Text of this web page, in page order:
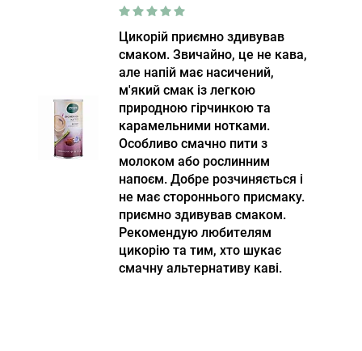
Цикорій приємно здивував
смаком. Звичайно, це не кава,
але напій має насичений,
м'який смак із легкою
природною гірчинкою та
карамельними нотками.
Особливо смачно пити з
молоком або рослинним
напоєм. Добре розчиняється і
не має стороннього присмаку.
приємно здивував смаком.
Рекомендую любителям
цикорію та тим, хто шукає
смачну альтернативу каві.